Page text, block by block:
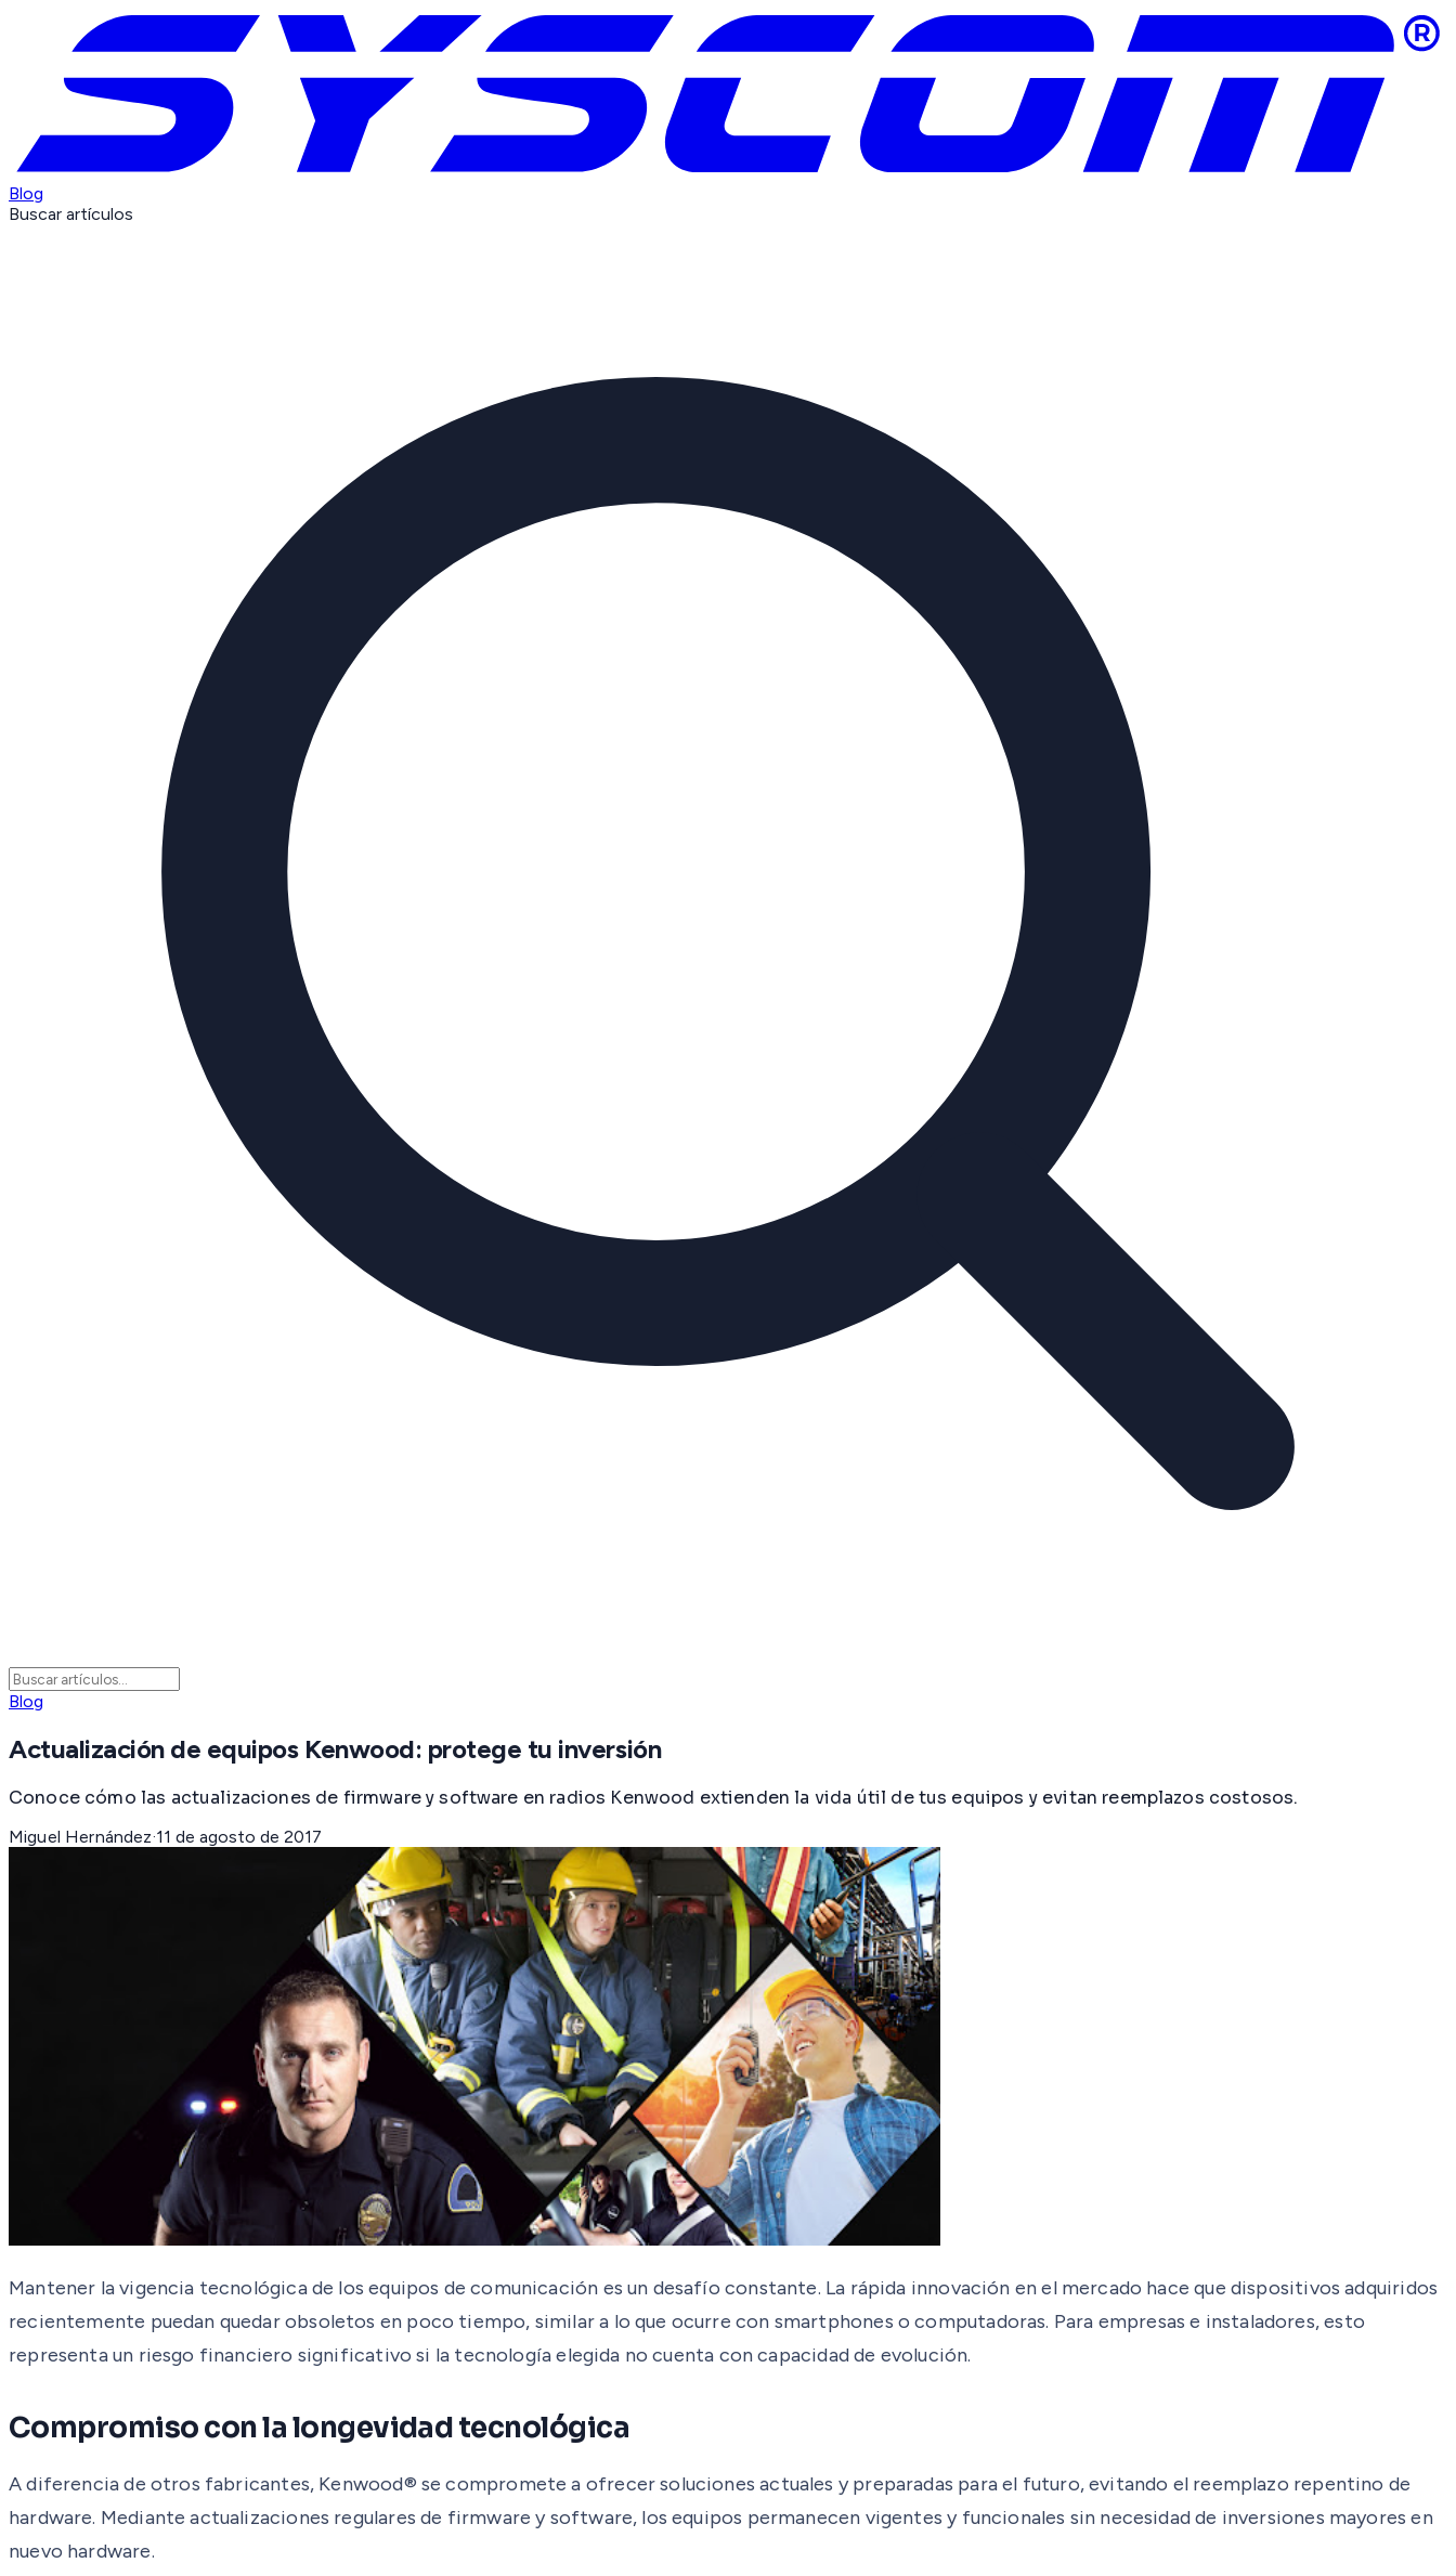
Blog
Buscar artículos
Blog
Actualización de equipos Kenwood: protege tu inversión
Conoce cómo las actualizaciones de firmware y software en radios Kenwood extienden la vida útil de tus equipos y evitan reemplazos costosos.
Miguel Hernández·11 de agosto de 2017
Mantener la vigencia tecnológica de los equipos de comunicación es un desafío constante. La rápida innovación en el mercado hace que dispositivos adquiridos
recientemente puedan quedar obsoletos en poco tiempo, similar a lo que ocurre con smartphones o computadoras. Para empresas e instaladores, esto
representa un riesgo financiero significativo si la tecnología elegida no cuenta con capacidad de evolución.
Compromiso con la longevidad tecnológica
A diferencia de otros fabricantes, Kenwood® se compromete a ofrecer soluciones actuales y preparadas para el futuro, evitando el reemplazo repentino de
hardware. Mediante actualizaciones regulares de firmware y software, los equipos permanecen vigentes y funcionales sin necesidad de inversiones mayores en
nuevo hardware.